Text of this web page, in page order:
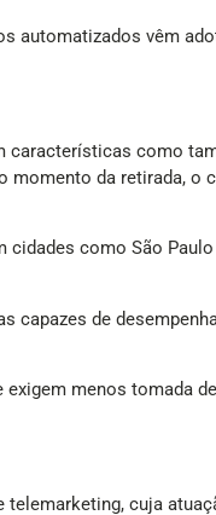
automatizados vêm
como
da retirada, o
como São
capazes de
menos tomada
cuja